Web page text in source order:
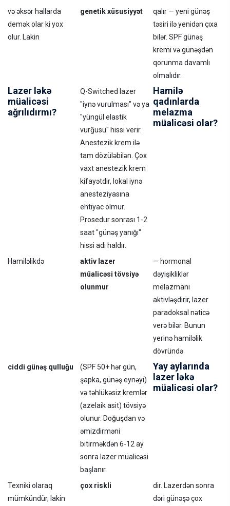
və əksər hallarda
demək olar ki yox
olur. Lakin
genetik xüsusiyyət
qalır — yeni günəş
təsiri ilə yenidən çıxa
bilər. SPF günəş
kremi və günəşdən
qorunma davamlı
olmalıdır.
Lazer ləkə
müalicəsi
ağrılıdırmı?
Q-Switched lazer
"iynə vurulması" və ya
"yüngül elastik
vurğusu" hissi verir.
Anestezik krem ilə
tam dözüləbilən. Çox
vaxt anestezik krem
kifayətdir, lokal iynə
anesteziyasına
ehtiyac olmur.
Prosedur sonrası 1-2
saat "günəş yanığı"
hissi adi haldır.
Hamilə
qadınlarda
melazma
müalicəsi olar?
Hamiləlikdə
aktiv lazer
müalicəsi tövsiyə
olunmur
— hormonal
dəyişikliklər
melazmanı
aktivləşdirir, lazer
paradoksal nəticə
verə bilər. Bunun
yerinə hamiləlik
dövründə
ciddi günəş qulluğu
(SPF 50+ hər gün,
şapka, günəş eynəyi)
və təhlükəsiz kremlər
(azelaik asit) tövsiyə
olunur. Doğuşdan və
əmizdirməni
bitirməkdən 6-12 ay
sonra lazer müalicəsi
başlanır.
Yay aylarında
lazer ləkə
müalicəsi olar?
Texniki olaraq
mümkündür, lakin
çox riskli
dir. Lazerdən sonra
dəri günəşə çox